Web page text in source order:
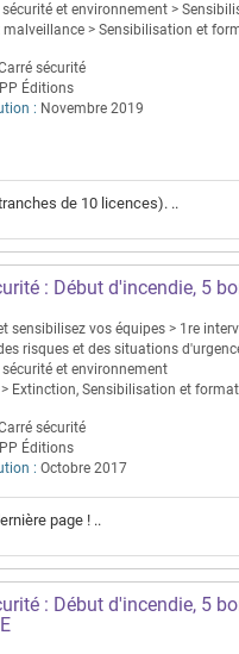
sécurité et environnement >
malveillance > Sensibilisation et
sécurité
Éditions
: Novembre 2019
de 10 licences). ..
: Début d'incendie, 5
sensibilisez vos équipes > 1re
risques et des situations
sécurité et environnement
> Extinction, Sensibilisation et
sécurité
Éditions
: Octobre 2017
page ! ..
: Début d'incendie, 5